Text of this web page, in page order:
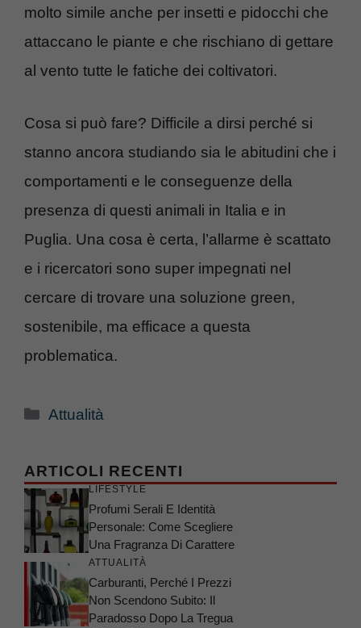
molto simile anche per insetti e pidocchi che
attaccano le piante e che rischiano di gettare
al vento tutte le fatiche dei coltivatori.
Cosa si può fare? Difficile a dirsi perché si
stanno ancora studiando sia le abitudini che i
comportamenti e le conseguenze della
presenza di questi animali in Italia e in
Puglia. Una cosa è certa, l’allarme è scattato
e i ricercatori sono super impegnati nel
cercare di trovare una soluzione green,
sostenibile, ma efficace a questa
problematica.
Categorie
Attualità
ARTICOLI RECENTI
LIFESTYLE
Profumi Serali E Identità
Personale: Come Scegliere
Una Fragranza Di Carattere
ATTUALITÀ
Carburanti, Perché I Prezzi
Non Scendono Subito: Il
Paradosso Dopo La Tregua